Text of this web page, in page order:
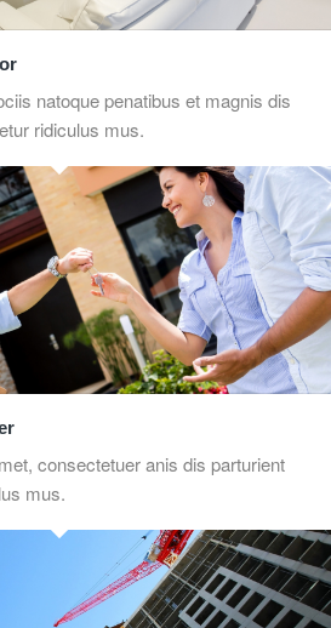
natoque penatibus et magnis dis
ridiculus mus.
consectetuer anis dis parturient
mus.